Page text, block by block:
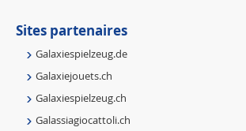
Sites partenaires
Galaxiespielzeug.de
Galaxiejouets.ch
Galaxiespielzeug.ch
Galassiagiocattoli.ch